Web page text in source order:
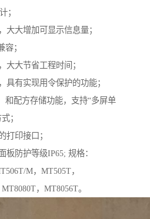
；
大大增加可显示信息量；
容；
大大节省工程时间；
具有实现用令保护的功能；
和配方存储功能，支持“多屏单
；
打印接口；
板防护等级IP65; 规格：
M，MT505T，
，MT8056T。